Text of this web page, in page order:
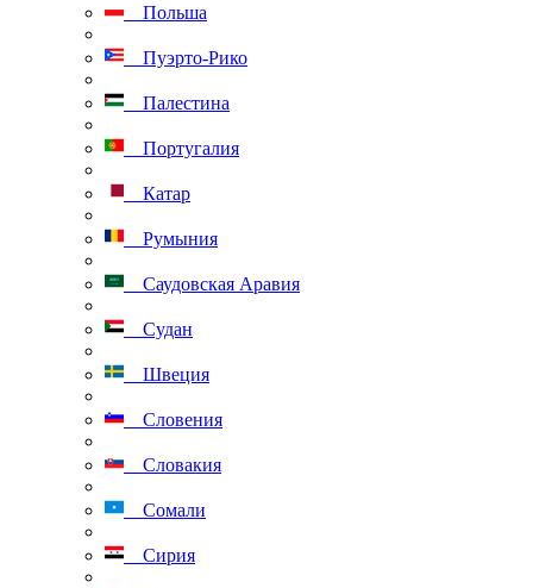
Польша
Пуэрто-Рико
Палестина
Португалия
Катар
Румыния
Саудовская Аравия
Судан
Швеция
Словения
Словакия
Сомали
Сирия